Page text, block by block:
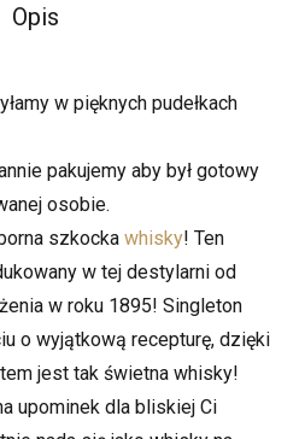
Opis
w pięknych pudełkach
pakujemy aby był gotowy
osobie.
szkocka whisky! Ten
w tej destylarni od
w roku 1895! Singleton
o wyjątkową recepturę, dzięki
jest tak świetna whisky!
upominek dla bliskiej Ci